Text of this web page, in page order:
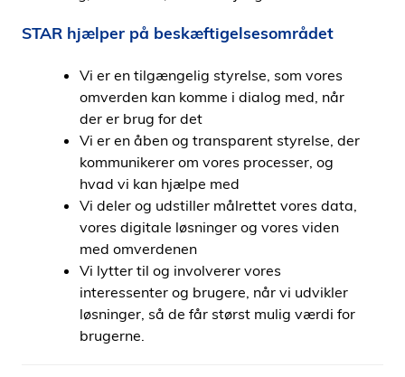
d
STAR hjælper på beskæftigelsesområdet
Vi er en tilgængelig styrelse, som vores
omverden kan komme i dialog med, når
der er brug for det
Vi er en åben og transparent styrelse, der
kommunikerer om vores processer, og
hvad vi kan hjælpe med
Vi deler og udstiller målrettet vores data,
vores digitale løsninger og vores viden
med omverdenen
Vi lytter til og involverer vores
interessenter og brugere, når vi udvikler
løsninger, så de får størst mulig værdi for
brugerne.